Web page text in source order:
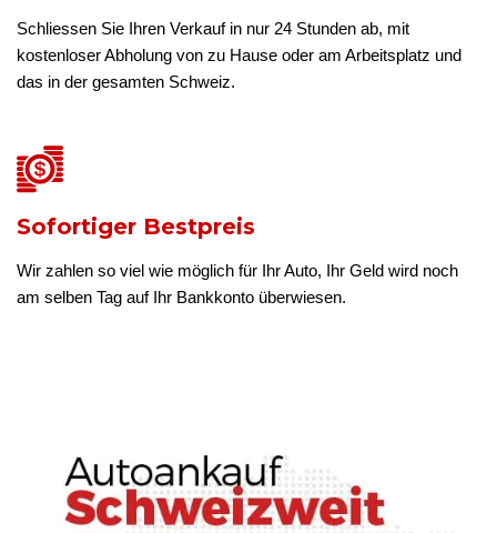
Schliessen Sie Ihren Verkauf in nur 24 Stunden ab, mit
kostenloser Abholung von zu Hause oder am Arbeitsplatz und
das in der gesamten Schweiz.
Sofortiger Bestpreis
Wir zahlen so viel wie möglich für Ihr Auto, Ihr Geld wird noch
am selben Tag auf Ihr Bankkonto überwiesen.